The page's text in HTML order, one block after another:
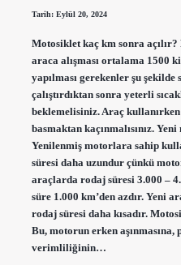
Tarih: Eylül 20, 2024
Motosiklet kaç km sonra
araca alışması ortalama 1500
yapılması gerekenler şu
çalıştırdıktan sonra yeterli
beklemelisiniz. Araç
basmaktan kaçınmalısınız.
Yenilenmiş motorlara sahip
süresi daha uzundur çünkü
araçlarda rodaj süresi 3.000 –
süre 1.000 km’den azdır. Yeni
rodaj süresi daha kısadır.
Bu, motorun erken aşınmasına,
verimliliğinin…